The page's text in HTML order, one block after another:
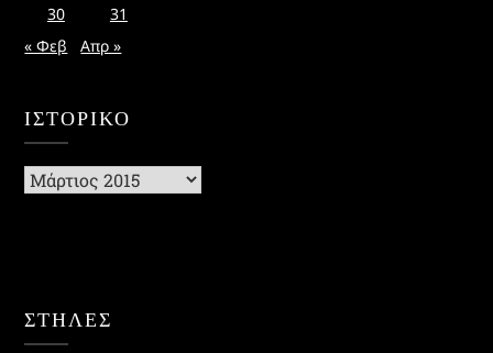
30
31
« Φεβ
Απρ »
ΙΣΤΟΡΙΚΌ
Ιστορικό
ΣΤΗΛΕΣ